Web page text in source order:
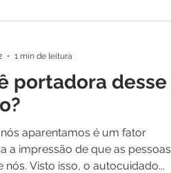
portadora desse
aparentamos é um fator
a impressão de que as pessoas
nós. Visto isso, o autocuidado...
1 min de leitura